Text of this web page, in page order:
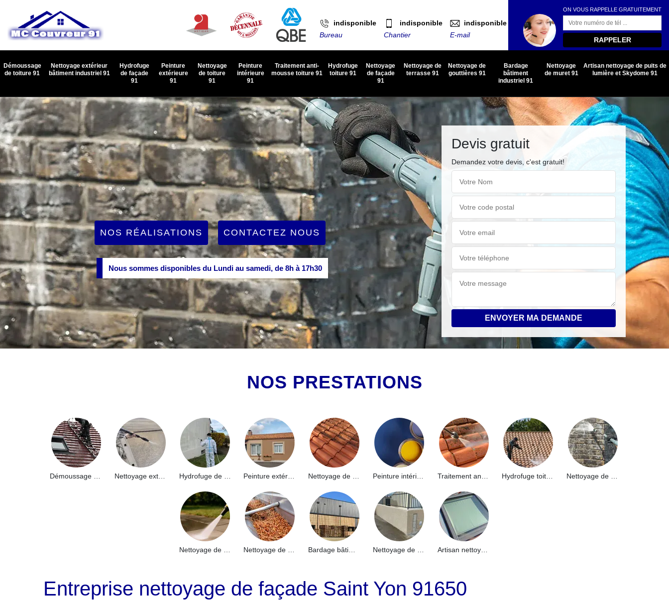
indisponible
Bureau
indisponible
Chantier
indisponible
E-mail
ON VOUS RAPPELLE GRATUITEMENT
Démoussage
de toiture 91
Nettoyage extérieur
bâtiment industriel 91
Hydrofuge
de façade
91
Peinture
extérieure
91
Nettoyage
de toiture
91
Peinture
intérieure
91
Traitement anti-
mousse toiture 91
Hydrofuge
toiture 91
Nettoyage
de façade
91
Nettoyage de
terrasse 91
Nettoyage de
gouttières 91
Bardage
bâtiment
industriel 91
Nettoyage
de muret 91
Artisan nettoyage de puits de
lumière et Skydome 91
NOS RÉALISATIONS CONTACTEZ NOUS
Nous sommes disponibles du Lundi au samedi, de 8h à 17h30
Devis gratuit
Demandez votre devis, c'est gratuit!
NOS PRESTATIONS
Nettoyage extérieur bâtiment industriel 91 Peinture intérieure 91
Artisan nettoyage de puits de lumière et Skydome 91
Entreprise nettoyage de façade Saint Yon 91650